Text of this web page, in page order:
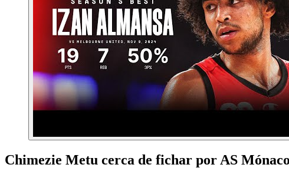
Chimezie Metu cerca de fichar por AS Mónaco